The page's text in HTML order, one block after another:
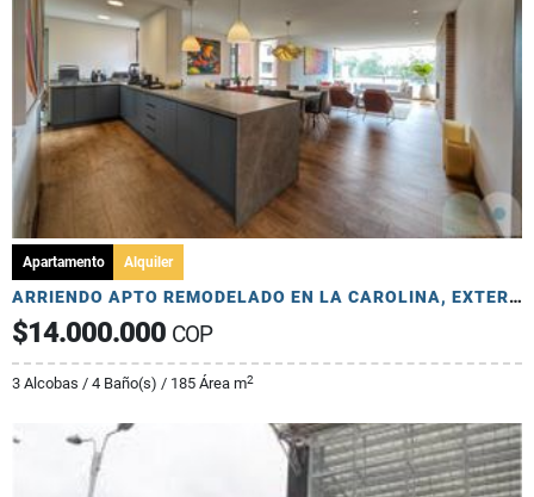
Apartamento Alquiler
ARRIENDO APTO REMODELADO EN LA CAROLINA, EXTERIOR, 185 MTS, 2 PARQ
$14.000.000 COP
3 Alcobas / 4 Baño(s) / 185 Área m2